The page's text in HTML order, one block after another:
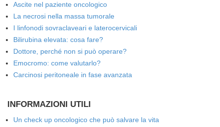
Ascite nel paziente oncologico
La necrosi nella massa tumorale
I linfonodi sovraclaveari e laterocervicali
Bilirubina elevata: cosa fare?
Dottore, perché non si può operare?
Emocromo: come valutarlo?
Carcinosi peritoneale in fase avanzata
INFORMAZIONI UTILI
Un check up oncologico che può salvare la vita